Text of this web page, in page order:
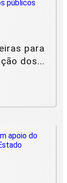
para
dos...